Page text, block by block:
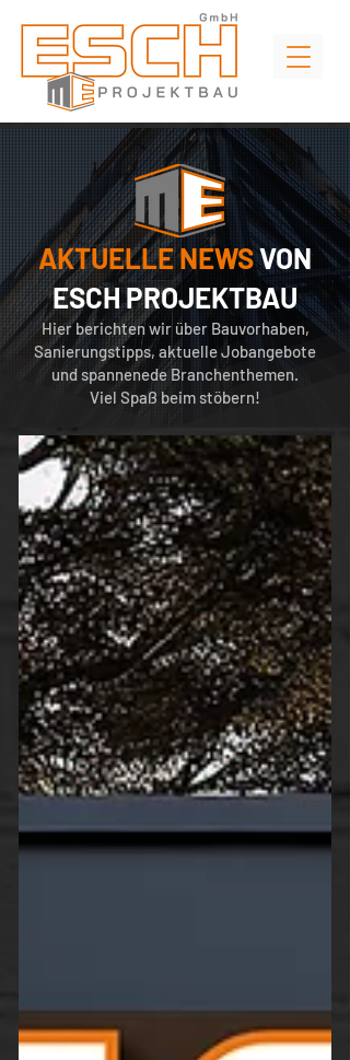
AKTUELLE NEWSVON
ESCH PROJEKTBAU
Hier berichten wir über Bauvorhaben,
Sanierungstipps, aktuelle Jobangebote
und spannenede Branchenthemen.
Viel Spaß beim stöbern!